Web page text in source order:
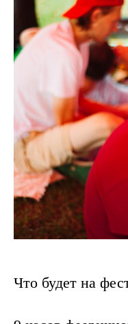
Что будет на